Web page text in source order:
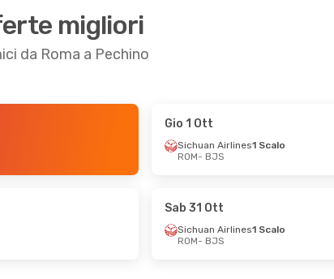
migliori
da Roma a Pechino
- Mar 3 Nov
Gio 1 Ott
Sichuan Airlines1 Scalo
ROM- BJS
Sab 31 Ott
Sichuan Airlines1 Scalo
ROM- BJS